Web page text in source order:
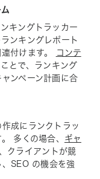
キングトラッカー
ンキングレポート
付けます。
コンテ
とで、ランキング
ンペーン計画に合
成にランクトラッ
多くの場合、 ギャ
クライアントが競
SEO の機会を強